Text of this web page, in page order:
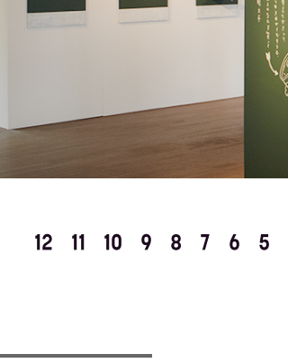
12 11 10 9 8 7 6 5